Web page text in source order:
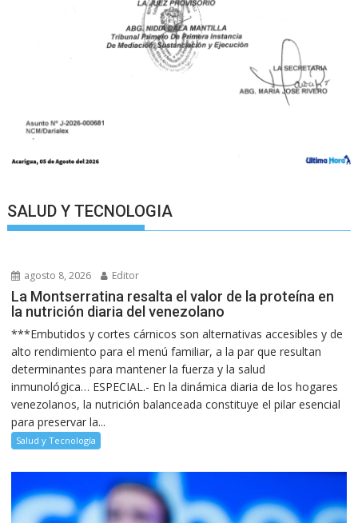
SALUD Y TECNOLOGIA
agosto 8, 2026 Editor
La Montserratina resalta el valor de la proteína en
la nutrición diaria del venezolano
***Embutidos y cortes cárnicos son alternativas accesibles y de
alto rendimiento para el menú familiar, a la par que resultan
determinantes para mantener la fuerza y la salud
inmunológica… ESPECIAL.- En la dinámica diaria de los hogares
venezolanos, la nutrición balanceada constituye el pilar esencial
para preservar la...
Salud y Tecnología